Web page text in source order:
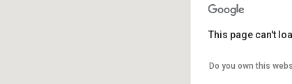
Kho
14B Đinh
This page can't
Do you own this